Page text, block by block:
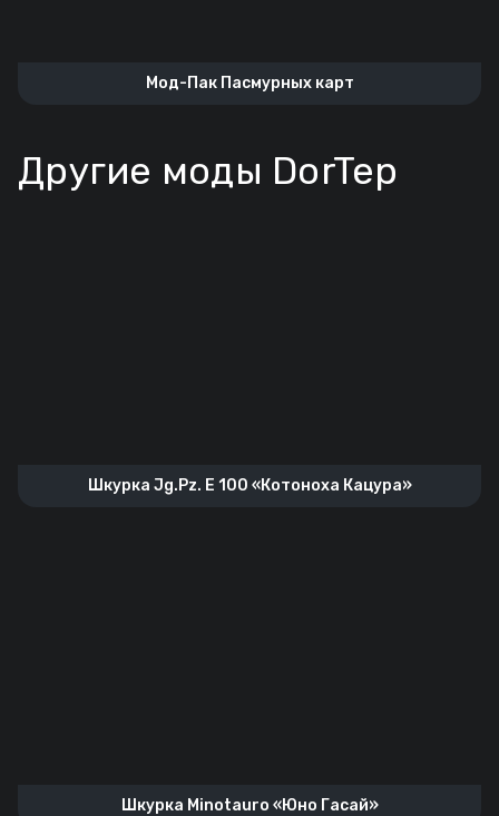
Мод-Пак Пасмурных карт
Другие моды DorTep
Шкурка Jg.Pz. E 100 «Котоноха Кацура»
Шкурка Minotauro «Юно Гасай»